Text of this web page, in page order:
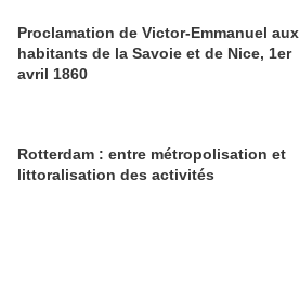
Proclamation de Victor-Emmanuel aux
habitants de la Savoie et de Nice, 1er
avril 1860
Rotterdam : entre métropolisation et
littoralisation des activités